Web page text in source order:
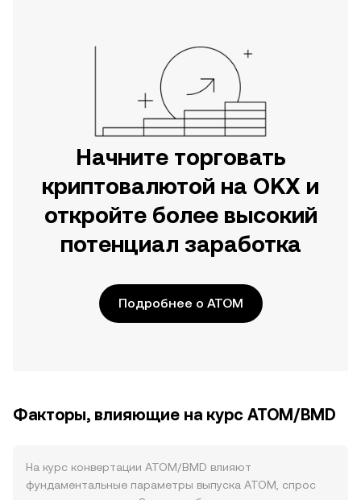
Начните торговать
криптовалютой на OKX и
откройте более высокий
потенциал заработка
Подробнее о ATOM
Факторы, влияющие на курс ATOM/BMD
На курс конвертации ATOM/BMD влияют
фундаментальные параметры выпуска ATOM, спрос